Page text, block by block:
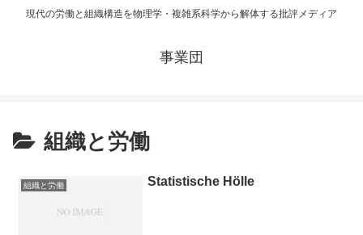
現代の労働と組織構造を物理学・複雑系科学から解体する批評メディア
事業団
組織と労働
組織と労働 Statistische Hölle